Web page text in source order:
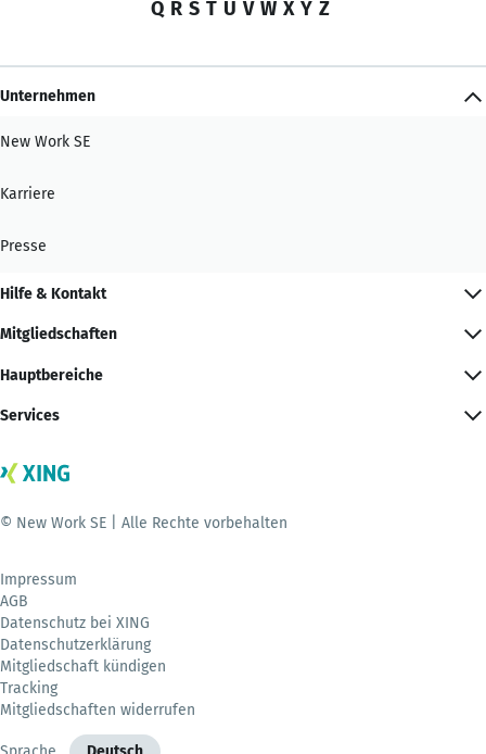
Q R S T U V W X Y Z
Unternehmen
New Work SE
Karriere
Presse
Hilfe & Kontakt
Mitgliedschaften
Hauptbereiche
Services
© New Work SE | Alle Rechte vorbehalten
Impressum
AGB
Datenschutz bei XING
Datenschutzerklärung
Mitgliedschaft kündigen
Tracking
Mitgliedschaften widerrufen